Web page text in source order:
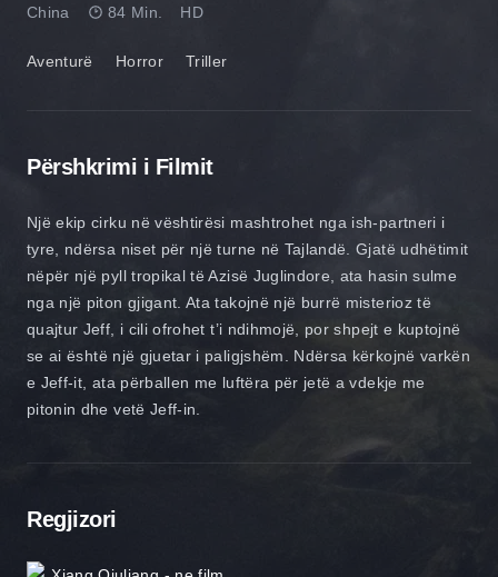
Aventurë Horror Triller
China 84 Min. HD
Përshkrimi i Filmit
Një ekip cirku në vështirësi mashtrohet nga ish-partneri i
tyre, ndërsa niset për një turne në Tajlandë. Gjatë udhëtimit
nëpër një pyll tropikal të Azisë Juglindore, ata hasin sulme
nga një piton gjigant. Ata takojnë një burrë misterioz të
quajtur Jeff, i cili ofrohet t’i ndihmojë, por shpejt e kuptojnë
se ai është një gjuetar i paligjshëm. Ndërsa kërkojnë varkën
e Jeff-it, ata përballen me luftëra për jetë a vdekje me
pitonin dhe vetë Jeff-in.
Regjizori